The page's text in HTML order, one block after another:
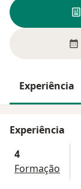
Experiência
Experiência
4
Formação